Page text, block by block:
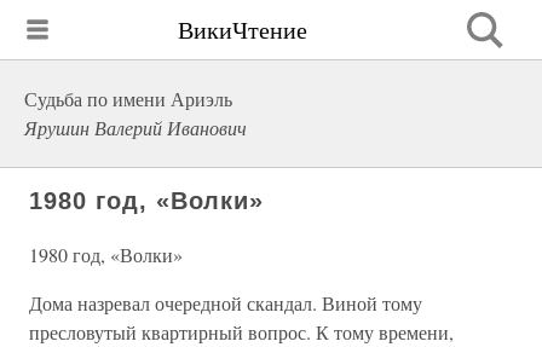
ВикиЧтение
Судьба по имени Ариэль
Ярушин Валерий Иванович
1980 год, «Волки»
1980 год, «Волки»
Дома назревал очередной скандал. Виной тому
пресловутый квартирный вопрос. К тому времени,